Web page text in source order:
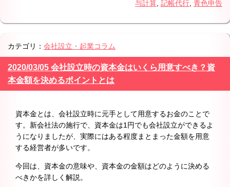
与計算 記帳代行 青色申告
カテゴリ： 会社設立・起業コラム
2020/03/05 会社設立時の資本金はいくら用意すべき？資
本金額を決めるポイントとは
資本金とは、会社設立時に元手として用意するお金のことで
す。新会社法の施行で、資本金は1円でも会社設立ができるよ
うになりましたが、実際にはある程度まとまった金額を用意
する経営者が多いです。
今回は、資本金の意味や、資本金の金額はどのように決める
べきかを詳しく解説。